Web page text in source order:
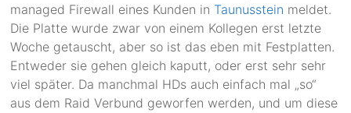
managed Firewall eines Kunden inTaunusstein meldet.
Die Platte wurde zwar von einem Kollegen erst letzte
Woche getauscht, aber so ist das eben mit Festplatten.
Entweder sie gehen gleich kaputt, oder erst sehr sehr
viel später. Da manchmal HDs auch einfach mal „so“
aus dem Raid Verbund geworfen werden, und um diese